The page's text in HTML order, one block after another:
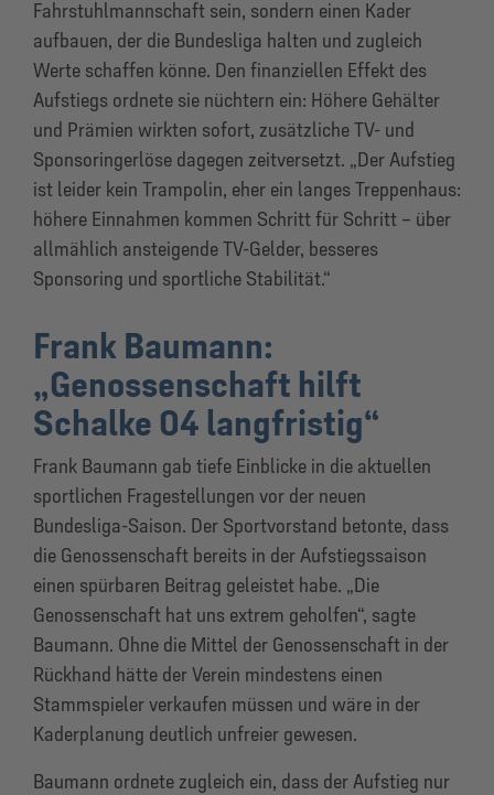
Fahrstuhlmannschaft sein, sondern einen Kader
aufbauen, der die Bundesliga halten und zugleich
Werte schaffen könne. Den finanziellen Effekt des
Aufstiegs ordnete sie nüchtern ein: Höhere Gehälter
und Prämien wirkten sofort, zusätzliche TV- und
Sponsoringerlöse dagegen zeitversetzt. „Der Aufstieg
ist leider kein Trampolin, eher ein langes Treppenhaus:
höhere Einnahmen kommen Schritt für Schritt – über
allmählich ansteigende TV-Gelder, besseres
Sponsoring und sportliche Stabilität.“
Frank Baumann:
„Genossenschaft hilft
Schalke 04 langfristig“
Frank Baumann gab tiefe Einblicke in die aktuellen
sportlichen Fragestellungen vor der neuen
Bundesliga-Saison. Der Sportvorstand betonte, dass
die Genossenschaft bereits in der Aufstiegssaison
einen spürbaren Beitrag geleistet habe. „Die
Genossenschaft hat uns extrem geholfen“, sagte
Baumann. Ohne die Mittel der Genossenschaft in der
Rückhand hätte der Verein mindestens einen
Stammspieler verkaufen müssen und wäre in der
Kaderplanung deutlich unfreier gewesen.
Baumann ordnete zugleich ein, dass der Aufstieg nur